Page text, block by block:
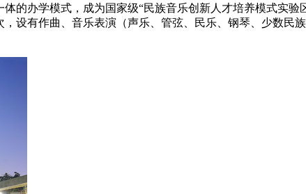
的办学模式，成为国家级“民族音乐创新人才培养模式实
设有作曲、音乐表演（声乐、管弦、民乐、钢琴、少数民